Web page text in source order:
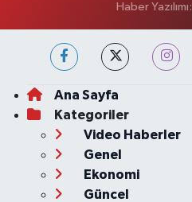
Haber Yazılımı:
Ana Sayfa
Kategoriler
Video Haberler
Genel
Ekonomi
Güncel